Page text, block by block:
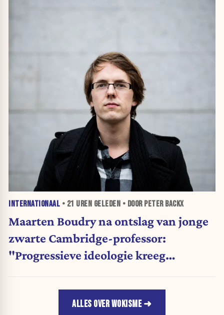
INTERNATIONAAL • 21 UREN GELEDEN • DOOR PETER BACKX
Maarten Boudry na ontslag van jonge
zwarte Cambridge-professor:
"Progressieve ideologie kreeg
ALLES OVER WOKISME